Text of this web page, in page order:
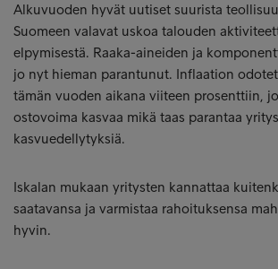
Alkuvuoden hyvät uutiset suurista
Suomeen valavat uskoa talouden
elpymisestä. Raaka-aineiden ja
jo nyt hieman parantunut. Inflaation
tämän vuoden aikana viiteen prosenttiin,
ostovoima kasvaa mikä taas parantaa
kasvuedellytyksiä.
Iskalan mukaan yritysten kannattaa
saatavansa ja varmistaa rahoituksensa
hyvin.